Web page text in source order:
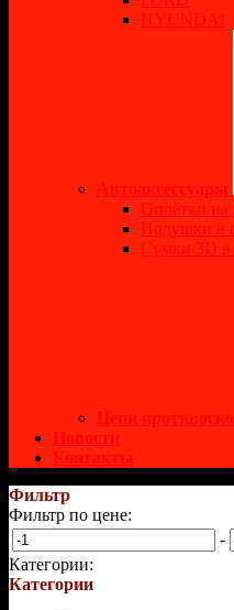
HYUNDAI
Автоаксессуары
Оплётки на
Подушки в
Сумки 3D в
Цепи
Новости
Контакты
Фильтр
Фильтр по цене:
-
Категории:
Категории